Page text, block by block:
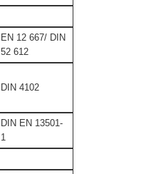
EN 12 667/ DIN
52 612
DIN 4102
DIN EN 13501-
1